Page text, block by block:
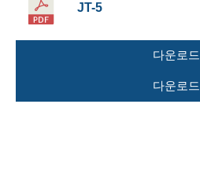
JT-5
다운로드
다운로드